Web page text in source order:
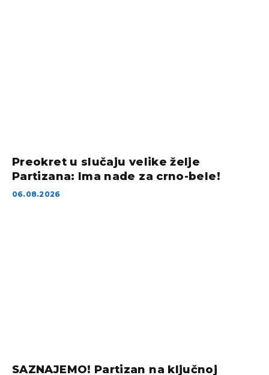
Preokret u slučaju velike želje
Partizana: Ima nade za crno-bele!
06.08.2026
SAZNAJEMO! Partizan na ključnoj